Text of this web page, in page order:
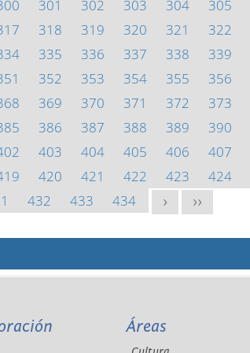
301 302 303 304 305
318 319 320 321 322
335 336 337 338 339
352 353 354 355 356
369 370 371 372 373
386 387 388 389 390
403 404 405 406 407
420 421 422 423 424
432 433 434 > >>
Áreas